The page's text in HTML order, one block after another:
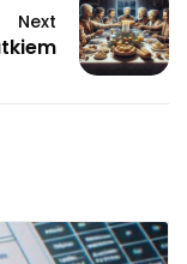
Next